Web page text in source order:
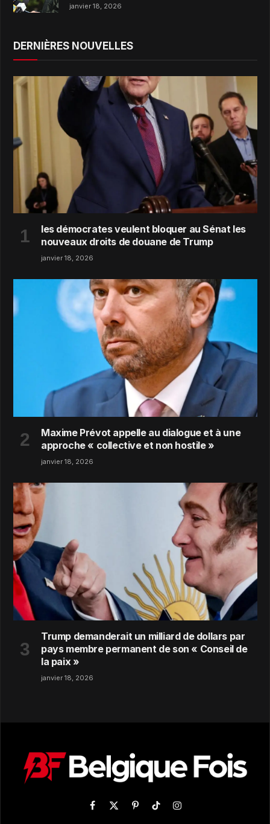
janvier 18, 2026
DERNIÈRES NOUVELLES
les démocrates veulent bloquer au Sénat les
nouveaux droits de douane de Trump
janvier 18, 2026
Maxime Prévot appelle au dialogue et à une
approche « collective et non hostile »
janvier 18, 2026
Trump demanderait un milliard de dollars par
pays membre permanent de son « Conseil de
la paix »
janvier 18, 2026
Facebook
X
PinterestTikTokInstagram